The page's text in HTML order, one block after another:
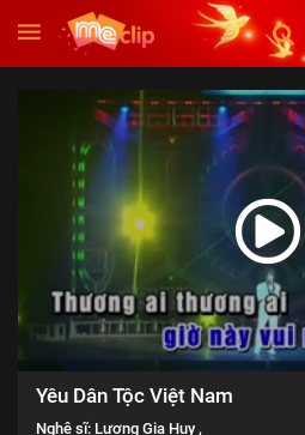
Yêu Dân Tộc Việt Nam
Nghệ sĩ: Lương Gia Huy ,